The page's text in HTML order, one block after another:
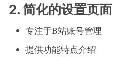
2. 简化的设置页面
专注于B站账号管理
提供功能特点介绍